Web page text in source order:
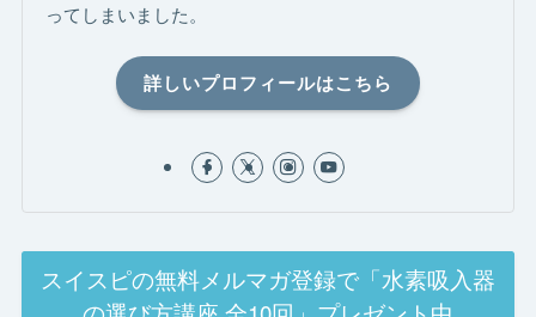
ってしまいました。
詳しいプロフィールはこちら
スイスピの無料メルマガ登録で「水素吸入器